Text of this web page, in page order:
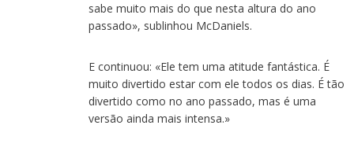
sabe muito mais do que nesta altura do ano
passado», sublinhou McDaniels.
E continuou: «Ele tem uma atitude fantástica. É
muito divertido estar com ele todos os dias. É tão
divertido como no ano passado, mas é uma
versão ainda mais intensa.»